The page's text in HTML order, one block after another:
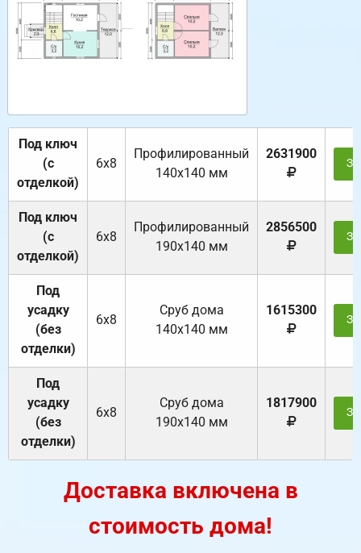
Под ключ
(с
отделкой)
6х8
Профилированный
140х140 мм
2631900
Под ключ
(с
отделкой)
6х8
Профилированный
190х140 мм
2856500
Под
усадку
(без
отделки)
6х8
Cруб дома
140х140 мм
1615300
Под
усадку
(без
отделки)
6х8
Cруб дома
190х140 мм
1817900
Доставка включена в
стоимость дома!